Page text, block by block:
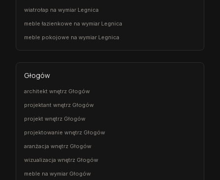
wiatrołap na wymiar Legnica
meble łazienkowe na wymiar Legnica
meble pokojowe na wymiar Legnica
Głogów
architekt wnętrz Głogów
projektant wnętrz Głogów
projekt wnętrz Głogów
projektowanie wnętrz Głogów
aranżacja wnętrz Głogów
wizualizacja wnętrz Głogów
meble na wymiar Głogów